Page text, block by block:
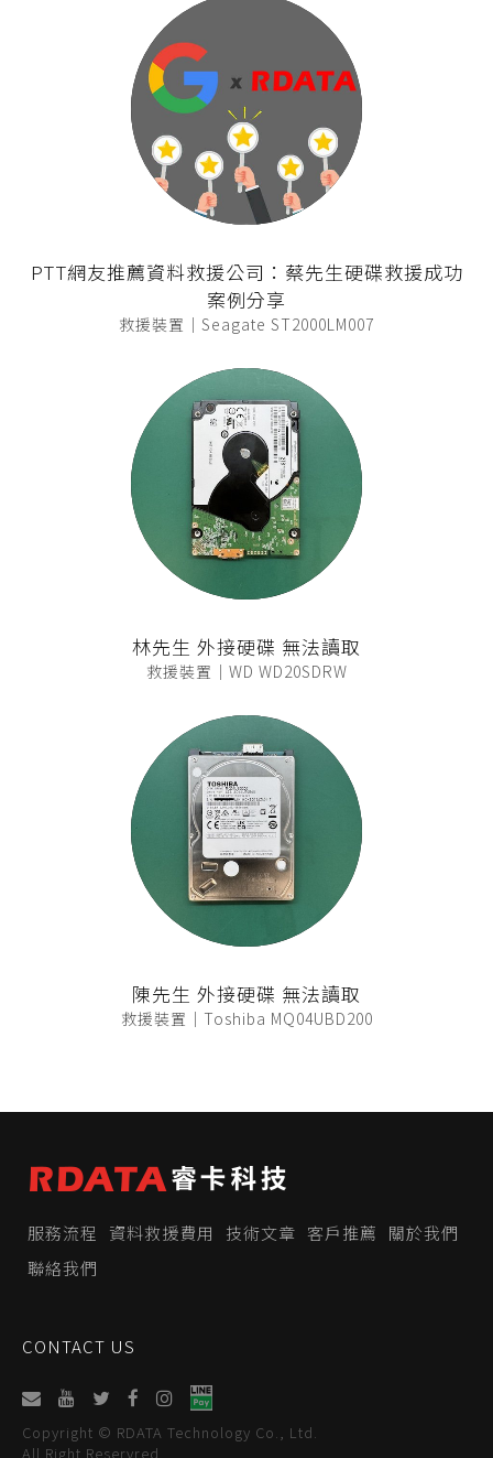
PTT網友推薦資料救援公司：蔡先生硬碟救援成功
案例分享
救援裝置｜Seagate ST2000LM007
林先生 外接硬碟 無法讀取
救援裝置｜WD WD20SDRW
陳先生 外接硬碟 無法讀取
救援裝置｜Toshiba MQ04UBD200
服務流程 資料救援費用 技術文章 客戶推薦
關於我們
聯絡我們
CONTACT US
Copyright © RDATA Technology Co., Ltd.
All Right Reservred.